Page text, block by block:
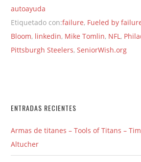
autoayuda
Etiquetado con:failure, Fueled by
Bloom, linkedin, Mike Tomlin, NFL,
Pittsburgh Steelers,SeniorWish.org
ENTRADAS RECIENTES
Armas de titanes – Tools of Titans –
Altucher